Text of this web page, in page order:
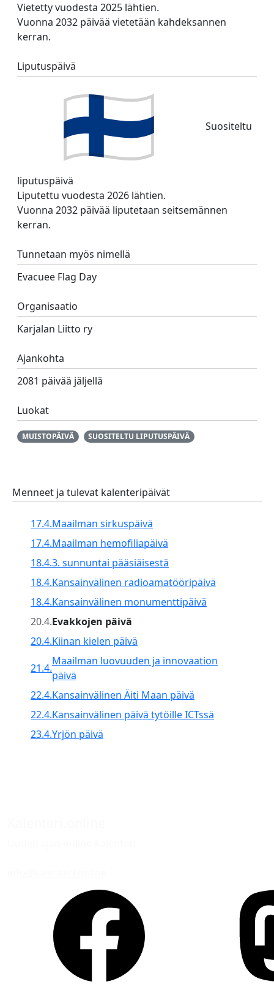
Vietetty vuodesta 2025 lähtien.
Vuonna 2032 päivää vietetään kahdeksannen
kerran.
Liputuspäivä
Suositeltu
liputuspäivä
Liputettu vuodesta 2026 lähtien.
Vuonna 2032 päivää liputetaan seitsemännen
kerran.
Tunnetaan myös nimellä
Evacuee Flag Day
Organisaatio
Karjalan Liitto ry
Ajankohta
2081 päivää jäljellä
Luokat
MUISTOPÄIVÄ SUOSITELTU LIPUTUSPÄIVÄ
Menneet ja tulevat kalenteripäivät
17.4.Maailman sirkuspäivä
17.4.Maailman hemofiliapäivä
18.4.3. sunnuntai pääsiäisestä
18.4.Kansainvälinen radioamatööripäivä
18.4.Kansainvälinen monumenttipäivä
20.4.Evakkojen päivä
20.4.Kiinan kielen päivä
21.4.
Maailman luovuuden ja innovaation
päivä
22.4.Kansainvälinen Äiti Maan päivä
22.4.Kansainvälinen päivä tytöille ICTssä
23.4.Yrjön päivä